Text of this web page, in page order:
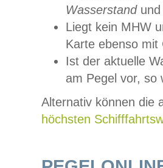
Wasserstandund
Liegt kein MHW
Karte ebenso mit
Ist der aktuelle
am Pegel vor,
Alternativ können die
höchsten